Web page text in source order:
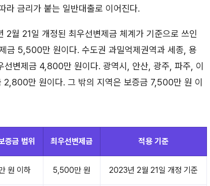
라 금리가 붙는 일반대출로 이어진다.
월 21일 개정된 최우선변제금 체계가 기준으로 쓰인
금 5,500만 원이다. 수도권 과밀억제권역과 세종, 용
변제금 4,800만 원이다. 광역시, 안산, 광주, 파주, 이
만 원이다. 그 밖의 지역은 보증금 7,500만 원 이
증금 범위 최우선변제금 적용 기준
원 이하 5,500만 원 2023년 2월 21일 개정 기준